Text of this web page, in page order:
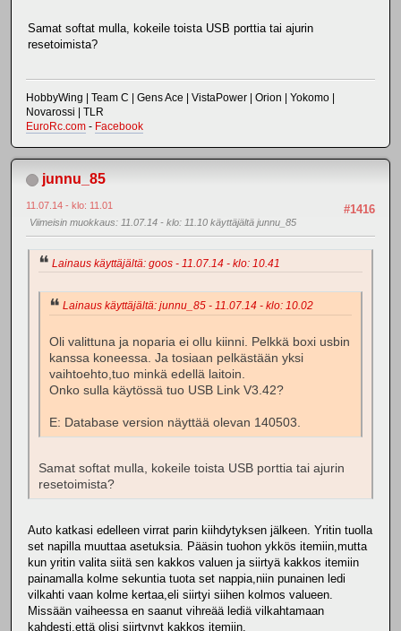
Samat softat mulla, kokeile toista USB porttia tai ajurin
resetoimista?
HobbyWing | Team C | Gens Ace | VistaPower | Orion | Yokomo |
Novarossi | TLR
EuroRc.com - Facebook
junnu_85
#1416
11.07.14 - klo: 11.01
Viimeisin muokkaus: 11.07.14 - klo: 11.10 käyttäjältä junnu_85
Lainaus käyttäjältä: goos - 11.07.14 - klo: 10.41
Lainaus käyttäjältä: junnu_85 - 11.07.14 - klo: 10.02
Oli valittuna ja noparia ei ollu kiinni. Pelkkä boxi usbin
kanssa koneessa. Ja tosiaan pelkästään yksi
vaihtoehto,tuo minkä edellä laitoin.
Onko sulla käytössä tuo USB Link V3.42?
E: Database version näyttää olevan 140503.
Samat softat mulla, kokeile toista USB porttia tai ajurin
resetoimista?
Auto katkasi edelleen virrat parin kiihdytyksen jälkeen. Yritin tuolla
set napilla muuttaa asetuksia. Pääsin tuohon ykkös itemiin,mutta
kun yritin valita siitä sen kakkos valuen ja siirtyä kakkos itemiin
painamalla kolme sekuntia tuota set nappia,niin punainen ledi
vilkahti vaan kolme kertaa,eli siirtyi siihen kolmos valueen.
Missään vaiheessa en saanut vihreää lediä vilkahtamaan
kahdesti,että olisi siirtynyt kakkos itemiin.